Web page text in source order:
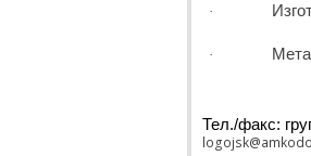
·
·
Тел./факс: